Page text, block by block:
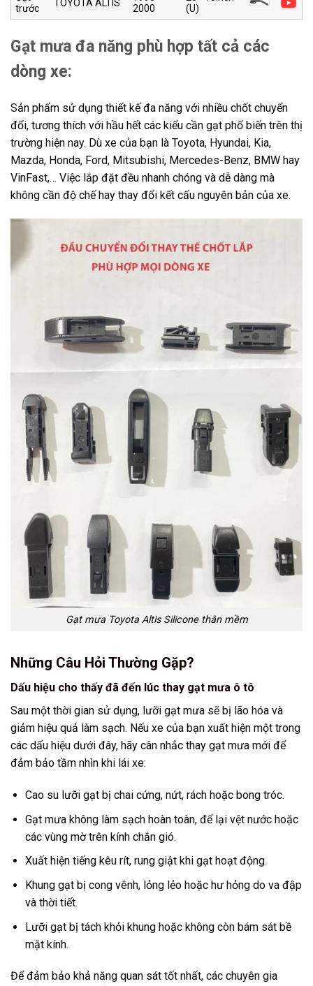
trước
TOYOTA ALTIS
2000
(U)
Gạt mưa đa năng phù hợp tất cả các
dòng xe:
Sản phẩm sử dụng thiết kế đa năng với nhiều chốt chuyển
đổi, tương thích với hầu hết các kiểu cần gạt phổ biến trên thị
trường hiện nay. Dù xe của bạn là Toyota, Hyundai, Kia,
Mazda, Honda, Ford, Mitsubishi, Mercedes-Benz, BMW hay
VinFast,… Việc lắp đặt đều nhanh chóng và dễ dàng mà
không cần độ chế hay thay đổi kết cấu nguyên bản của xe.
Gạt mưa Toyota Altis Silicone thân mềm
Những Câu Hỏi Thường Gặp?
Dấu hiệu cho thấy đã đến lúc thay gạt mưa ô tô
Sau một thời gian sử dụng, lưỡi gạt mưa sẽ bị lão hóa và
giảm hiệu quả làm sạch. Nếu xe của bạn xuất hiện một trong
các dấu hiệu dưới đây, hãy cân nhắc thay gạt mưa mới để
đảm bảo tầm nhìn khi lái xe:
Cao su lưỡi gạt bị chai cứng, nứt, rách hoặc bong tróc.
Gạt mưa không làm sạch hoàn toàn, để lại vệt nước hoặc
các vùng mờ trên kính chắn gió.
Xuất hiện tiếng kêu rít, rung giật khi gạt hoạt động.
Khung gạt bị cong vênh, lỏng lẻo hoặc hư hỏng do va đập
và thời tiết.
Lưỡi gạt bị tách khỏi khung hoặc không còn bám sát bề
mặt kính.
Để đảm bảo khả năng quan sát tốt nhất, các chuyên gia